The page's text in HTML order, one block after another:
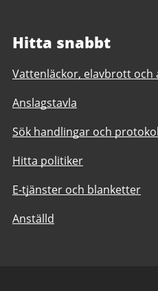
Hitta snabbt
Vattenläckor, elavbrott
Anslagstavla
Sök handlingar och
Hitta politiker
E-tjänster och blanketter
Anställd